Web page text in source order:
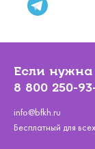
Если
8 800 250-
info@bfkh.ru
Бесплатный для